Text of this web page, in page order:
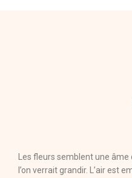
Les fleurs semblent une âme
l’on verrait grandir. L’air est